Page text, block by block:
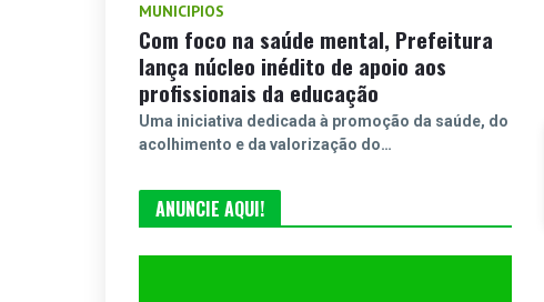
MUNICIPIOS
Com foco na saúde mental, Prefeitura
lança núcleo inédito de apoio aos
profissionais da educação
Uma iniciativa dedicada à promoção da saúde, do
acolhimento e da valorização do…
ANUNCIE AQUI!